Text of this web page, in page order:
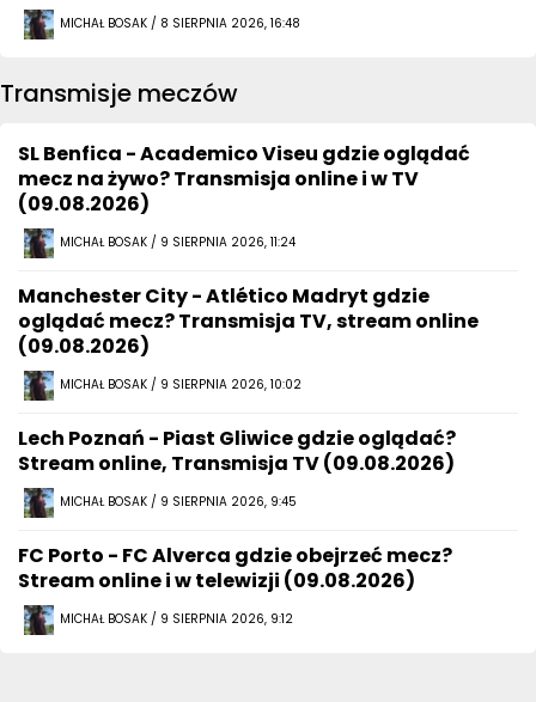
MICHAŁ BOSAK / 8 SIERPNIA 2026, 16:48
Transmisje meczów
SL Benfica - Academico Viseu gdzie oglądać
mecz na żywo? Transmisja online i w TV
(09.08.2026)
MICHAŁ BOSAK / 9 SIERPNIA 2026, 11:24
Manchester City - Atlético Madryt gdzie
oglądać mecz? Transmisja TV, stream online
(09.08.2026)
MICHAŁ BOSAK / 9 SIERPNIA 2026, 10:02
Lech Poznań - Piast Gliwice gdzie oglądać?
Stream online, Transmisja TV (09.08.2026)
MICHAŁ BOSAK / 9 SIERPNIA 2026, 9:45
FC Porto - FC Alverca gdzie obejrzeć mecz?
Stream online i w telewizji (09.08.2026)
MICHAŁ BOSAK / 9 SIERPNIA 2026, 9:12